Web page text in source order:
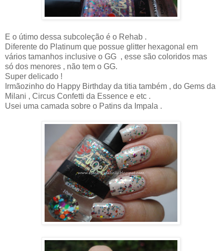
E o útimo dessa subcoleção é o Rehab .
Diferente do Platinum que possue glitter hexagonal em
vários tamanhos inclusive o GG , esse são coloridos mas
só dos menores , não tem o GG.
Super delicado !
Irmãozinho do Happy Birthday da titia também , do Gems da
Milani , Circus Confetti da Essence e etc .
Usei uma camada sobre o Patins da Impala .